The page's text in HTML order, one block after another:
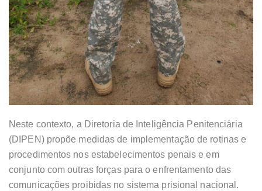
Neste contexto, a Diretoria de Inteligência Penitenciária
(DIPEN) propõe medidas de implementação de rotinas e
procedimentos nos estabelecimentos penais e em
conjunto com outras forças para o enfrentamento das
comunicações proibidas no sistema prisional nacional.